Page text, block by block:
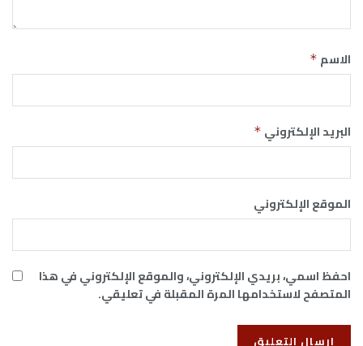
الاسم *
البريد الإلكتروني *
الموقع الإلكتروني
احفظ اسمي، بريدي الإلكتروني، والموقع الإلكتروني في هذا
المتصفح لاستخدامها المرة المقبلة في تعليقي.